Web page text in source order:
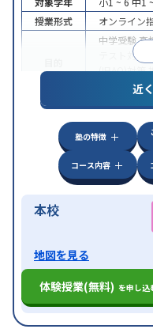
授業形式
オンライン
中学受験高
テスト対策
(旧AO)対策
(漢字検定)
中高一貫校
可能不登校
オンライン
近
塾の特徴
コース内容
本校
地図を見る
体験授業(無料) を申し込